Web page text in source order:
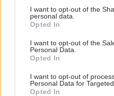
not limited to your visit or
grant or deny consent to
use your data for below
consent section.
I want to opt-out of the
personal data.
Opted In
I want to opt-out of the
Personal Data.
Opted In
I want to opt-out of
Personal Data for
Opted In